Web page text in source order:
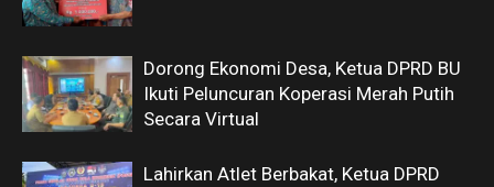
Dorong Ekonomi Desa, Ketua DPRD BU
Ikuti Peluncuran Koperasi Merah Putih
Secara Virtual
Lahirkan Atlet Berbakat, Ketua DPRD